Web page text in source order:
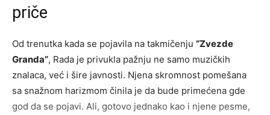
priče
Od trenutka kada se pojavila na takmičenju “Zvezde
Granda”, Rada je privukla pažnju ne samo muzičkih
znalaca, već i šire javnosti. Njena skromnost pomešana
sa snažnom harizmom činila je da bude primećena gde
god da se pojavi. Ali, gotovo jednako kao i njene pesme,